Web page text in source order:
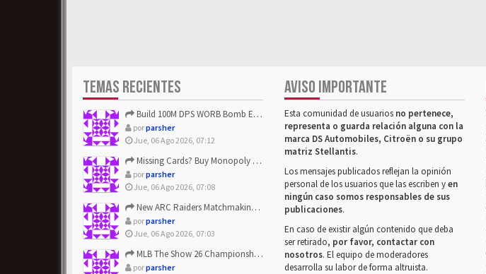
TEMAS RECIENTES
Build 100M DPS WORB Bomb Elementalist Fast - Grab POE Curren...
porparsher
Jue, 06 Ago 2026, 07:12
Missing Cards? Buy Monopoly Go Happy Harvest with Looney Tun...
porparsher
Jue, 06 Ago 2026, 07:08
New ARC Raiders Matchmaking Update: Stop Failed - Grab Bluep...
porparsher
Jue, 06 Ago 2026, 07:03
MLB The Show 26 Championship Series Update! Get Cheap & ...
porparsher
AVISO IMPORTANTE
Esta comunidad de usuarios no pertenece,
representa o guarda relación alguna con la
marca DS Automobiles, Citroën o su grupo
matriz Stellantis.
Los mensajes publicados reflejan la opinión
personal de los usuarios que las escriben yen
ningún caso somos responsables de sus
publicaciones.
En caso de existir algún contenido que deba
ser retirado, por favor, contactar con
nosotros. El equipo de moderadores
desarrolla su labor de forma altruista.